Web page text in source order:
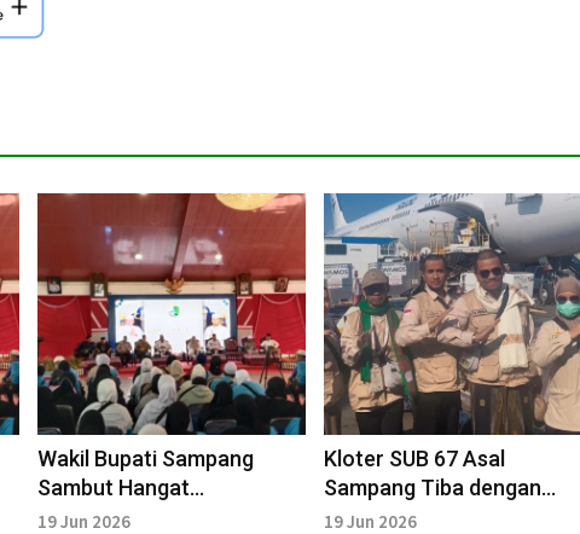
Wakil Bupati Sampang
Sambut Hangat
Kedatangan Jemaah Haji
19 Jun 2026
Kloter SUB 67 Asal
Sampang Tiba dengan
Selamat di Bandara Juanda
19 Jun 2026